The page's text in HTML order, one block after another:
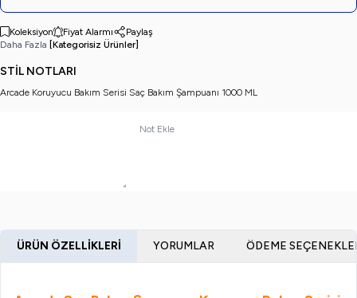
Koleksiyon Fiyat Alarmı
Paylaş
Daha Fazla [Kategorisiz Ürünler]
STİL NOTLARI
Arcade Koruyucu Bakım Serisi Saç Bakım Şampuanı 1000 ML
Not Ekle
ÜRÜN ÖZELLIKLERI YORUMLAR ÖDEME